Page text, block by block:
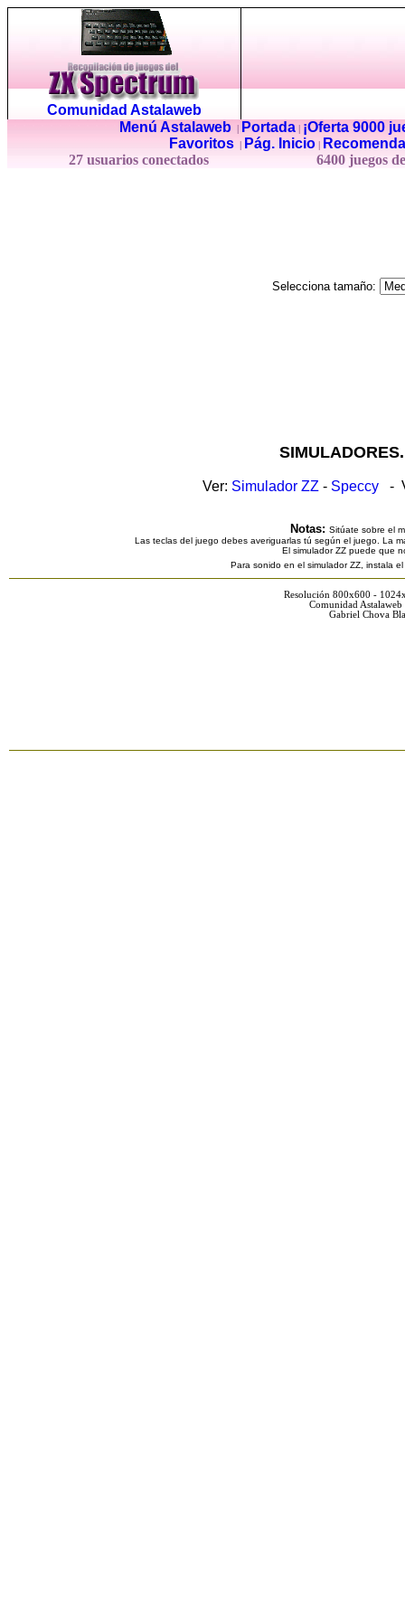
Comunidad Astalaweb
Menú Astalaweb| Portada|
¡Oferta 9000
Favoritos
Pág. Inicio
27 usuarios conectados
6400 juegos
Selecciona tamaño:
Ver: Simulador ZZ - Speccy -
Notas: Sitúate sobre el
Las teclas del juego debes averiguarlas tú según el juego. La
El simulador ZZ puede que
Para sonido en el simulador ZZ, instala
Resolución 800x600 -
Comunidad
Gabriel Chova